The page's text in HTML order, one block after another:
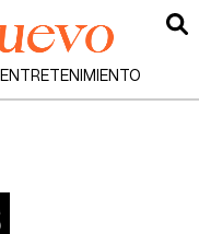
ENTRETENIMIENTO